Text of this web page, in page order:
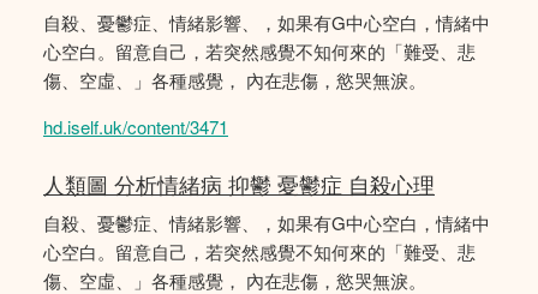
自殺、憂鬱症、情緒影響、，如果有G中心空白，情緒中
心空白。留意自己，若突然感覺不知何來的「難受、悲
傷、空虛、」各種感覺， 內在悲傷，慾哭無淚。
hd.iself.uk/content/3471
人類圖 分析情緒病 抑鬱 憂鬱症 自殺心理
自殺、憂鬱症、情緒影響、，如果有G中心空白，情緒中
心空白。留意自己，若突然感覺不知何來的「難受、悲
傷、空虛、」各種感覺， 內在悲傷，慾哭無淚。